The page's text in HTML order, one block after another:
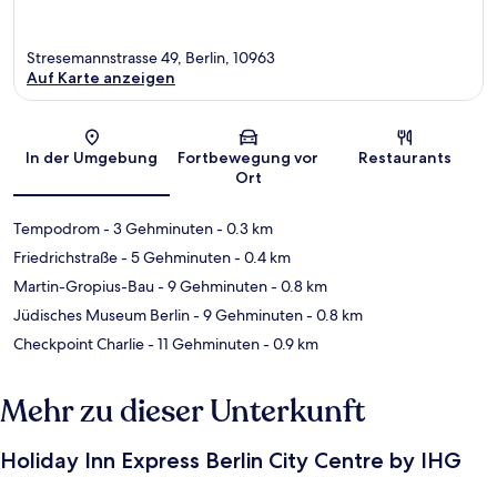
Karte
Stresemannstrasse 49, Berlin, 10963
Auf Karte anzeigen
In der Umgebung
Fortbewegung vor
Ort
Restaurants
Tempodrom- 3 Gehminuten- 0.3 km
Friedrichstraße- 5 Gehminuten- 0.4 km
Martin-Gropius-Bau- 9 Gehminuten- 0.8 km
Jüdisches Museum Berlin- 9 Gehminuten- 0.8 km
Checkpoint Charlie- 11 Gehminuten- 0.9 km
Mehr zu dieser Unterkunft
Holiday Inn Express Berlin City Centre by IHG